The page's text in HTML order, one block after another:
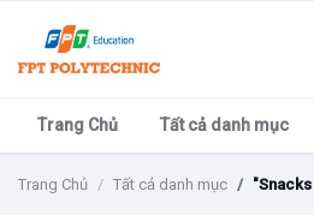
Trang Chủ Tất cả danh mục
Trang Chủ Tất cả danh mục